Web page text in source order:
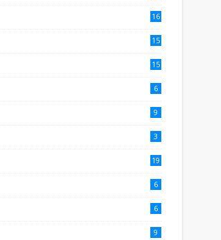
16
15
15
6
9
3
19
6
6
9